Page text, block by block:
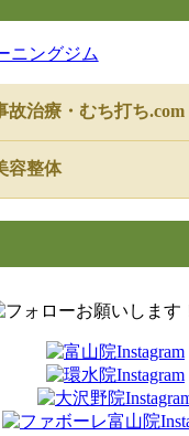
故治療・むち打ち.com
容整体